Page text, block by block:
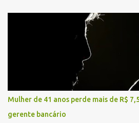
veículo, o trânsito estava lento e
realizadas na rodovia, momento em
a violência da colisão, o motociclista foi
Testemunhas relataram que o capacete
durante o acidente. O jovem sofreu
morreu ainda no local. Equipes de
concessionária responsável pela
realizaram a sinalização da via, além de
vítima. No entanto, o óbito foi
Mulher de 41 anos perde mais de R$
gerente bancário